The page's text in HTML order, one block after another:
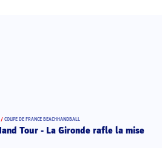
/ COUPE DE FRANCE BEACHHANDBALL
Tour - La Gironde rafle la mise